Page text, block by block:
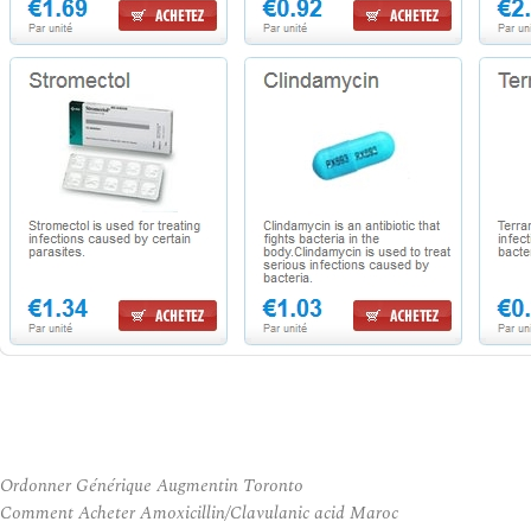
Ordonner Générique Augmentin Toronto
Comment Acheter Amoxicillin/Clavulanic acid Maroc